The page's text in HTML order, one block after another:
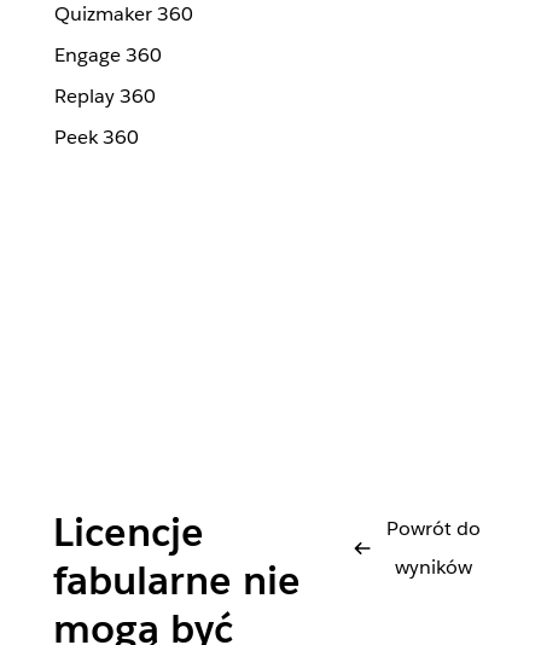
Quizmaker 360
Engage 360
Replay 360
Peek 360
Licencje
fabularne nie
mogą być
Powrót do
wyników